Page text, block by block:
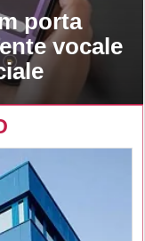
porta
vocale